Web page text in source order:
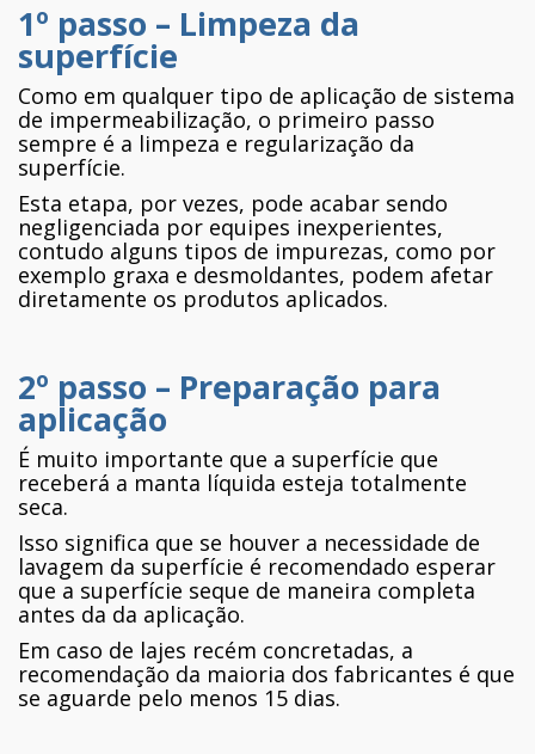
1º passo – Limpeza da
superfície
Como em qualquer tipo de aplicação de sistema
de impermeabilização, o primeiro passo
sempre é a limpeza e regularização da
superfície.
Esta etapa, por vezes, pode acabar sendo
negligenciada por equipes inexperientes,
contudo alguns tipos de impurezas, como por
exemplo graxa e desmoldantes, podem afetar
diretamente os produtos aplicados.
2º passo – Preparação para
aplicação
É muito importante que a superfície que
receberá a manta líquida esteja totalmente
seca.
Isso significa que se houver a necessidade de
lavagem da superfície é recomendado esperar
que a superfície seque de maneira completa
antes da da aplicação.
Em caso de lajes recém concretadas, a
recomendação da maioria dos fabricantes é que
se aguarde pelo menos 15 dias.